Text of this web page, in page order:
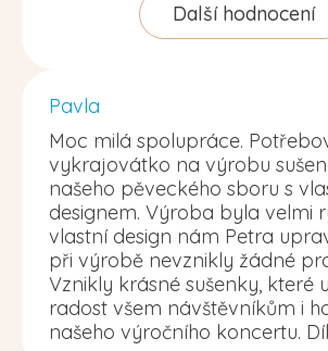
Další hodnocení
Pavla
Moc milá spolupráce.
vykrajovátko na výrobu
našeho pěveckého sboru s
designem. Výroba byla velmi
vlastní design nám Petra
při výrobě nevznikly žádné
Vznikly krásné sušenky, které
radost všem návštěvníkům i
našeho výročního koncertu.